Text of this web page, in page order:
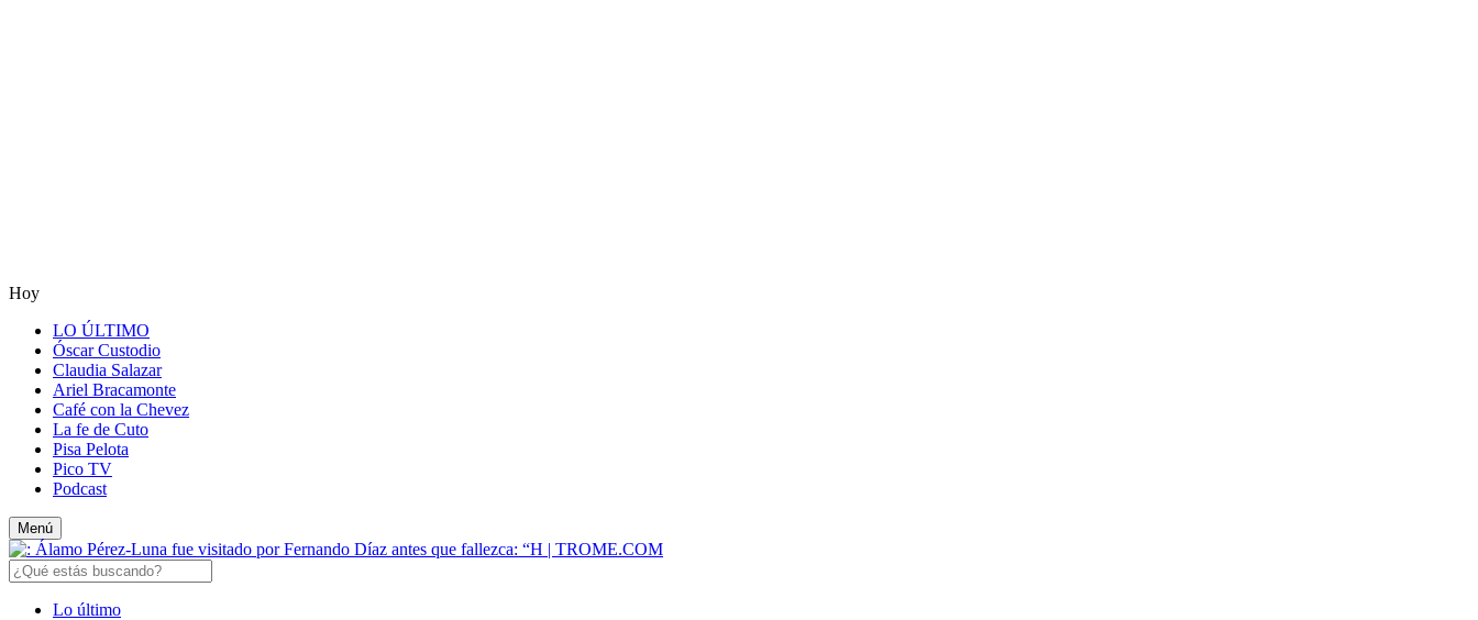
Hoy
LO ÚLTIMO
Óscar Custodio
Claudia Salazar
Ariel Bracamonte
Café con la Chevez
La fe de Cuto
Pisa Pelota
Pico TV
Podcast
Menú
Lo último